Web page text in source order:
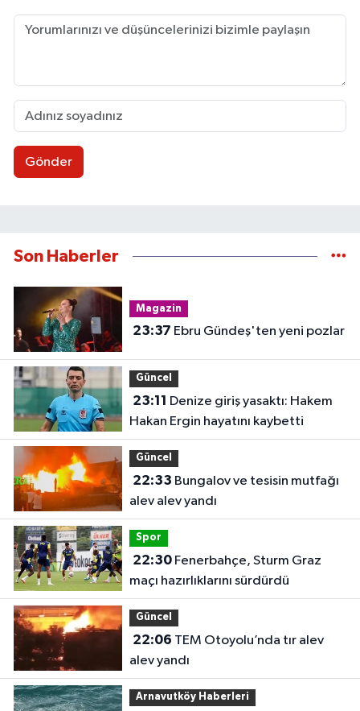
Gönder
Son Haberler
Magazin
23:37 Ebru Gündeş'ten yeni pozlar
Güncel
23:11
Hakan Ergin hayatını kaybetti
Güncel
22:33
alev alev yandı
Spor
22:30Fenerbahçe, Sturm Graz
maçı hazırlıklarını sürdürdü
Güncel
22:06
alev yandı
Arnavutköy Haberleri